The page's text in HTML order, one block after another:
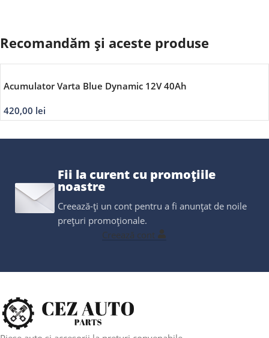
Recomandăm și aceste produse
Acumulator Varta Blue Dynamic 12V 40Ah
420,00 lei
Fii la curent cu promoțiile
noastre
Creează-ți un cont pentru a fi anunțat de noile
prețuri promoționale.
Creează cont